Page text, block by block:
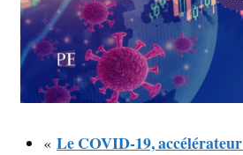
«Le COVID-19,